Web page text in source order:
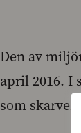
Den av
april 2016. I
som skarven